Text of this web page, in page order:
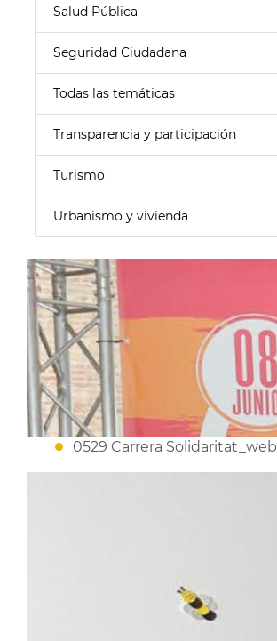
Salud Pública
Seguridad Ciudadana
Todas las temáticas
Transparencia y participación
Turismo
Urbanismo y vivienda
0529 Carrera Solidaritat_web